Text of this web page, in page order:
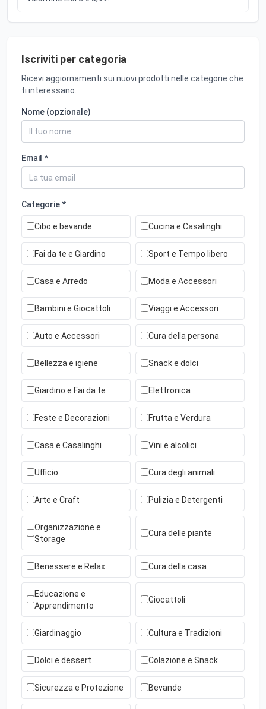
Iscriviti per categoria
Ricevi aggiornamenti sui nuovi prodotti nelle categorie che
ti interessano.
Nome (opzionale)
Email *
Categorie *
Cibo e bevande Cucina e Casalinghi
Fai da te e Giardino Sport e Tempo libero
Casa e Arredo Moda e Accessori
Bambini e Giocattoli Viaggi e Accessori
Auto e Accessori Cura della persona
Bellezza e igiene Snack e dolci
Giardino e Fai da te Elettronica
Feste e Decorazioni Frutta e Verdura
Casa e Casalinghi Vini e alcolici
Ufficio Cura degli animali
Arte e Craft Pulizia e Detergenti
Organizzazione e
Storage
Cura delle piante
Benessere e Relax Cura della casa
Educazione e
Apprendimento
Giocattoli
Giardinaggio Cultura e Tradizioni
Dolci e dessert Colazione e Snack
Sicurezza e Protezione Bevande